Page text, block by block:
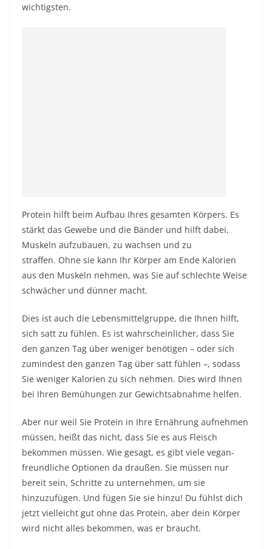
wichtigsten.
Protein hilft beim Aufbau Ihres gesamten Körpers. Es
stärkt das Gewebe und die Bänder und hilft dabei,
Muskeln aufzubauen, zu wachsen und zu
straffen. Ohne sie kann Ihr Körper am Ende Kalorien
aus den Muskeln nehmen, was Sie auf schlechte Weise
schwächer und dünner macht.
Dies ist auch die Lebensmittelgruppe, die Ihnen hilft,
sich satt zu fühlen. Es ist wahrscheinlicher, dass Sie
den ganzen Tag über weniger benötigen – oder sich
zumindest den ganzen Tag über satt fühlen –, sodass
Sie weniger Kalorien zu sich nehmen. Dies wird Ihnen
bei Ihren Bemühungen zur Gewichtsabnahme helfen.
Aber nur weil Sie Protein in Ihre Ernährung aufnehmen
müssen, heißt das nicht, dass Sie es aus Fleisch
bekommen müssen. Wie gesagt, es gibt viele vegan-
freundliche Optionen da draußen. Sie müssen nur
bereit sein, Schritte zu unternehmen, um sie
hinzuzufügen. Und fügen Sie sie hinzu! Du fühlst dich
jetzt vielleicht gut ohne das Protein, aber dein Körper
wird nicht alles bekommen, was er braucht.